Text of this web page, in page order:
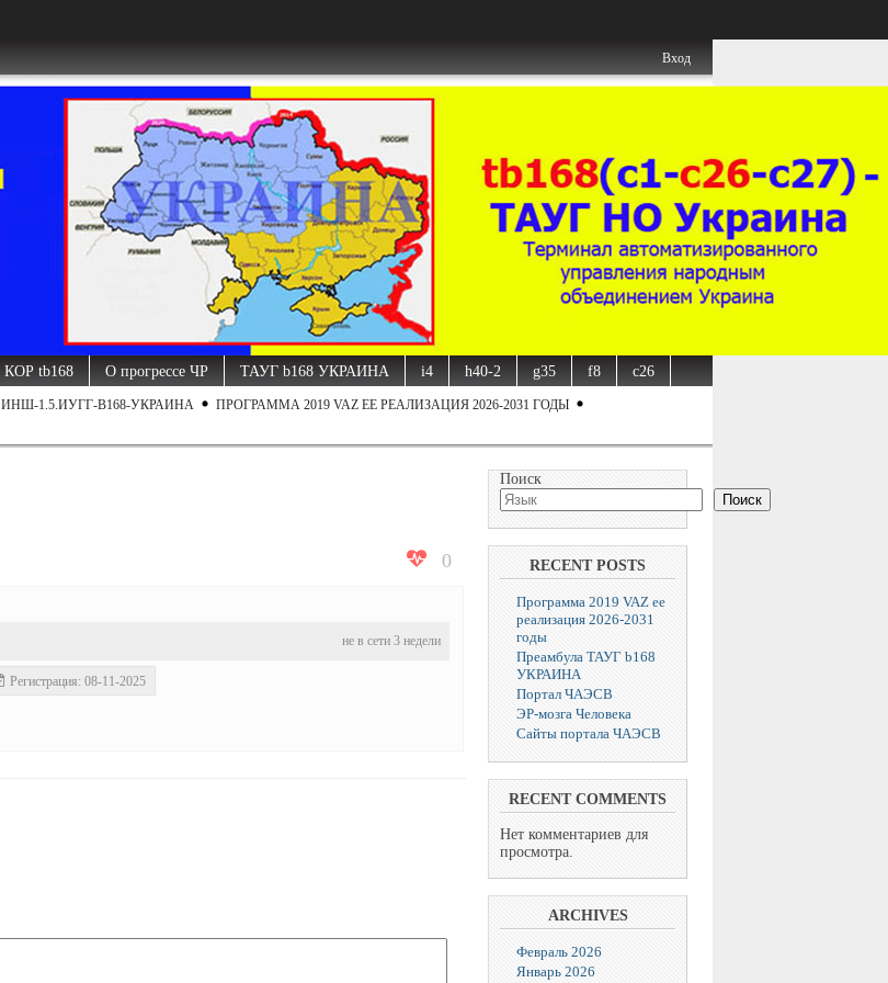
Вход
КОР tb168 О прогрессе ЧР ТАУГ b168 УКРАИНА i4 h40-2 g35 f8 c26
ИНШ-1.5.ИУГГ-B168-УКРАИНА
ПРОГРАММА 2019 VAZ ЕЕ РЕАЛИЗАЦИЯ 2026-2031 ГОДЫ
0
не в сети 3 недели
Регистрация: 08-11-2025
Поиск
Поиск
RECENT POSTS
Программа 2019 VAZ ее
реализация 2026-2031
годы
Преамбула ТАУГ b168
УКРАИНА
Портал ЧАЭСВ
ЭР-мозга Человека
Сайты портала ЧАЭСВ
RECENT COMMENTS
Нет комментариев для
просмотра.
ARCHIVES
Февраль 2026
Январь 2026